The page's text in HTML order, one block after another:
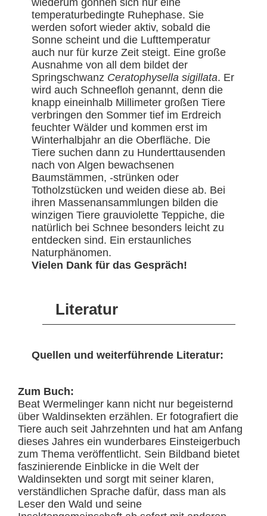
temperaturbedingte Ruhephase. Sie
werden sofort wieder aktiv, sobald die
Sonne scheint und die Lufttemperatur
auch nur für kurze Zeit steigt. Eine große
Ausnahme von all dem bildet der
Springschwanz Ceratophysella sigillata. Er
wird auch Schneefloh genannt, denn die
knapp eineinhalb Millimeter großen Tiere
verbringen den Sommer tief im Erdreich
feuchter Wälder und kommen erst im
Winterhalbjahr an die Oberfläche. Die
Tiere suchen dann zu Hunderttausenden
nach von Algen bewachsenen
Baumstämmen, -strünken oder
Totholzstücken und weiden diese ab. Bei
ihren Massenansammlungen bilden die
winzigen Tiere grauviolette Teppiche, die
natürlich bei Schnee besonders leicht zu
entdecken sind. Ein erstaunliches
Naturphänomen.
Vielen Dank für das Gespräch!
Literatur
Quellen und weiterführende Literatur:
Zum Buch:
Beat Wermelinger kann nicht nur begeisternd
über Waldinsekten erzählen. Er fotografiert die
Tiere auch seit Jahrzehnten und hat am Anfang
dieses Jahres ein wunderbares Einsteigerbuch
zum Thema veröffentlicht. Sein Bildband bietet
faszinierende Einblicke in die Welt der
Waldinsekten und sorgt mit seiner klaren,
verständlichen Sprache dafür, dass man als
Leser den Wald und seine